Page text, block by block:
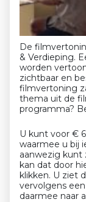
De
& Verdieping.
worden
zichtbaar en
filmvertoning
thema uit de
programma?
U kunt voor €
waarmee u bij
aanwezig kunt
kan dat door
klikken. U ziet
vervolgens
daarmee naar